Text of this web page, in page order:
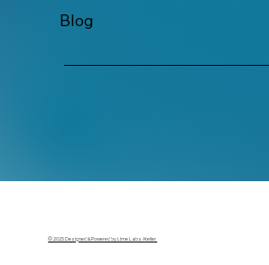
Blog
© 2025 Designed & Powered by Lime Labs Atelier